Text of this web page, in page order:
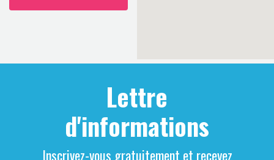
Lettre
d'informations
Inscrivez-vous gratuitement et recevez